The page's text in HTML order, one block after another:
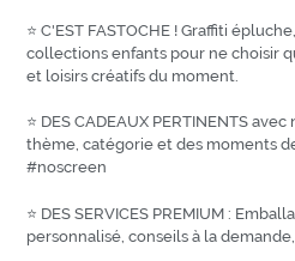
⭐ C'EST FASTOCHE ! Graffiti
collections enfants pour ne choisir
et loisirs créatifs du moment.
⭐ DES CADEAUX PERTINENTS
thème, catégorie et des moments
#noscreen
⭐ DES SERVICES PREMIUM :
personnalisé, conseils à la demande,